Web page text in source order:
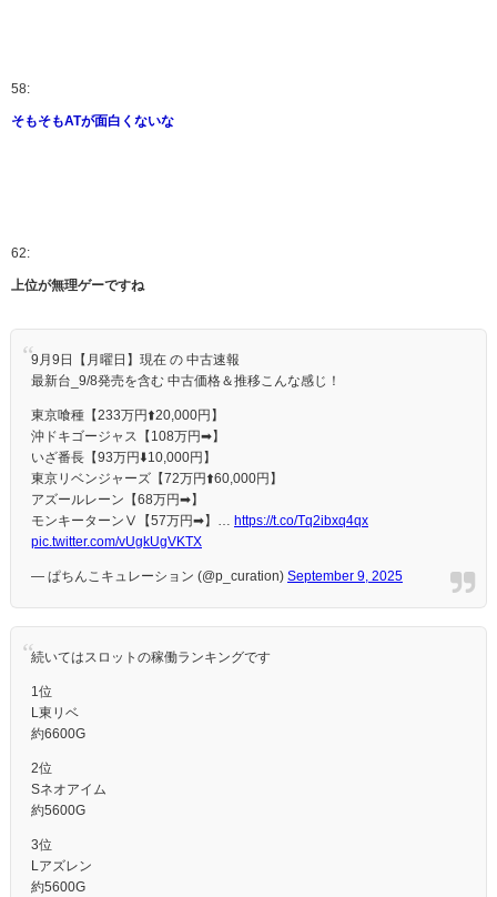
58:
そもそもATが面白くないな
62:
上位が無理ゲーですね
9月9日【月曜日】現在 の 中古速報
最新台_9/8発売を含む 中古価格＆推移こんな感じ！
東京喰種【233万円⬆️20,000円】
沖ドキゴージャス【108万円➡】
いざ番長【93万円⬇️10,000円】
東京リベンジャーズ【72万円⬆️60,000円】
アズールレーン【68万円➡】
モンキーターンⅤ【57万円➡】… https://t.co/Tq2ibxq4qx
pic.twitter.com/vUgkUgVKTX
— ぱちんこキュレーション (@p_curation) September 9, 2025
続いてはスロットの稼働ランキングです
1位
L東リベ
約6600G
2位
Sネオアイム
約5600G
3位
Lアズレン
約5600G